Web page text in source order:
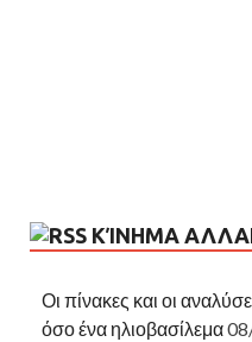
ΚΊΝΗΜΑ
Οι πίνακες και οι
όσο ένα ηλιοβασίλεμα